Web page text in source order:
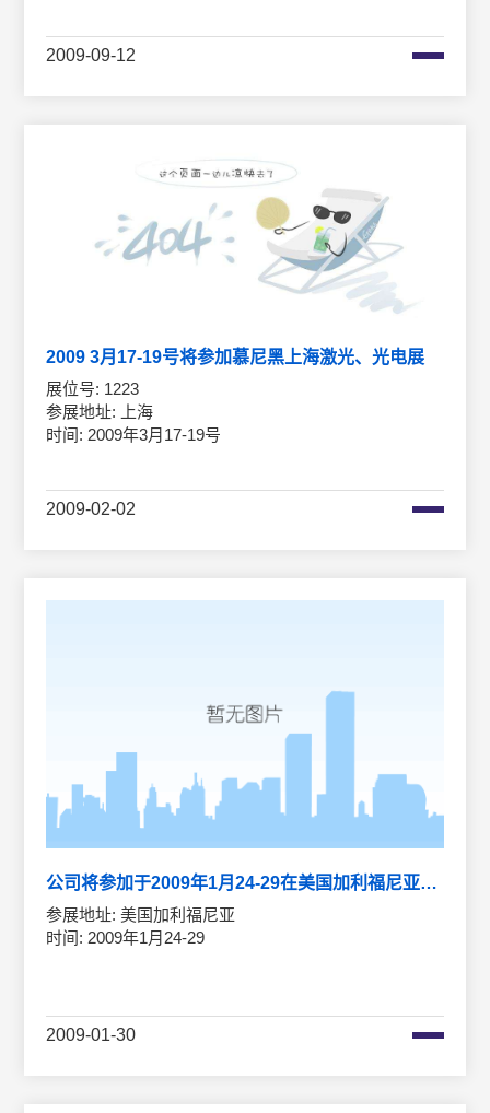
2009-09-12
2009 3月17-19号将参加慕尼黑上海激光、光电展
展位号: 1223
参展地址: 上海
时间: 2009年3月17-19号
2009-02-02
公司将参加于2009年1月24-29在美国加利福尼亚举行的光电展
参展地址: 美国加利福尼亚
时间: 2009年1月24-29
2009-01-30